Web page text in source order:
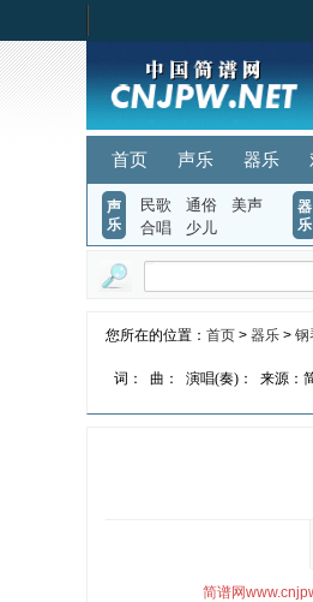
首页 声乐 器乐
声
乐
民歌 通俗
美声
合唱
少儿
器
乐
您所在的位置： 首页 > 器乐 > 钢
词： 曲： 演唱(奏)： 来源：
简谱网